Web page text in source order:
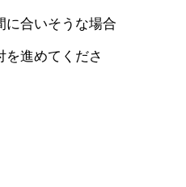
に合いそうな場合
を進めてくださ